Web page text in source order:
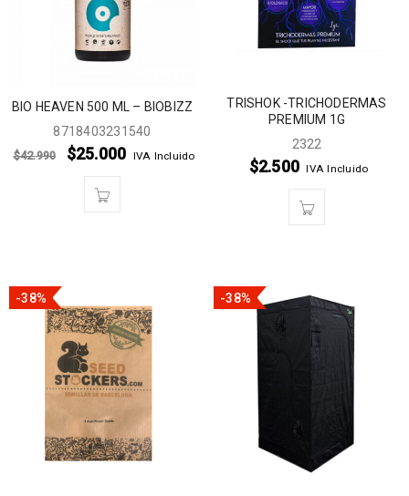
BIO HEAVEN 500 ML – BIOBIZZ
8718403231540
$42.990 $25.000 IVA Incluido
TRISHOK -TRICHODERMAS
PREMIUM 1G
2322
$2.500 IVA Incluido
-38% -38%